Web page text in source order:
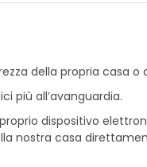
della propria casa
più all’avanguardia.
dispositivo
nostra casa